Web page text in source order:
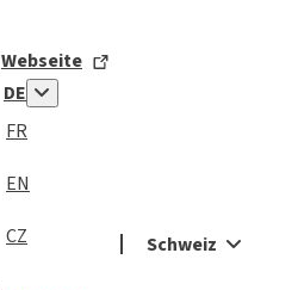
Webseite
DE
FR
EN
CZ
Schweiz